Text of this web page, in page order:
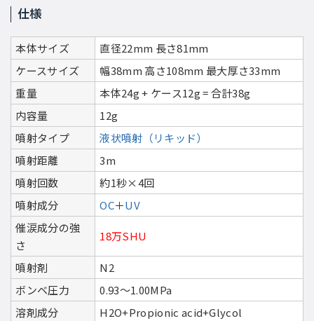
仕様
本体サイズ
直径22mm 長さ81mm
ケースサイズ
幅38mm 高さ108mm 最大厚さ33mm
重量
本体24g + ケース12g = 合計38g
内容量
12g
噴射タイプ
液状噴射（リキッド）
噴射距離
3m
噴射回数
約1秒×4回
噴射成分
OC＋UV
催涙成分の強
さ
18万SHU
噴射剤
N2
ボンベ圧力
0.93〜1.00MPa
溶剤成分
H2O+Propionic acid+Glycol